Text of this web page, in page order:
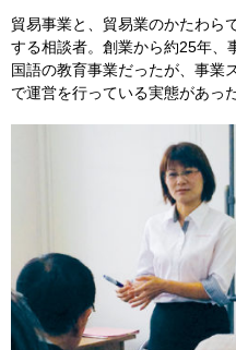
貿易事業と、貿易業のかたわら
する相談者。創業から約25年、
国語の教育事業だったが、事業
で運営を行っている実態があった